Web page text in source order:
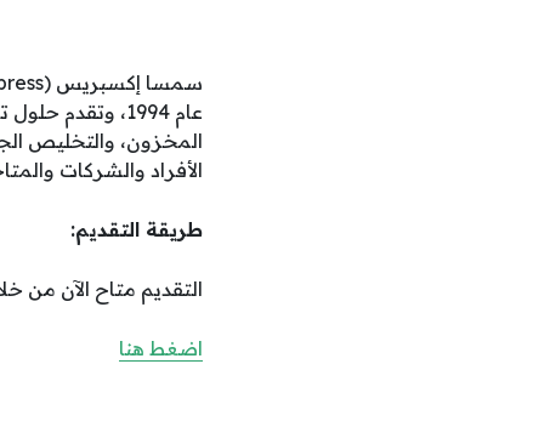
المخزون، والتخليص
الأفراد والشركات
طريقة التقديم:
التقديم متاح الآن من
اضغط هنا